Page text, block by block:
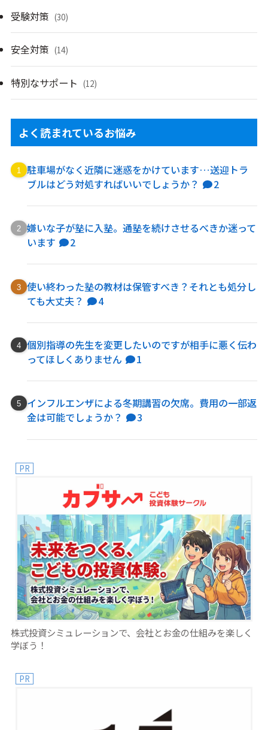
受験対策 (30)
安全対策 (14)
特別なサポート (12)
よく読まれているお悩み
駐車場がなく近隣に迷惑をかけています…送迎トラ
ブルはどう対処すればいいでしょうか？
2
嫌いな子が塾に入塾。通塾を続けさせるべきか迷って
います
2
使い終わった塾の教材は保管すべき？それとも処分し
ても大丈夫？
4
個別指導の先生を変更したいのですが相手に悪く伝わ
ってほしくありません
1
インフルエンザによる冬期講習の欠席。費用の一部返
金は可能でしょうか？
3
PR
株式投資シミュレーションで、会社とお金の仕組みを楽しく
学ぼう！
PR